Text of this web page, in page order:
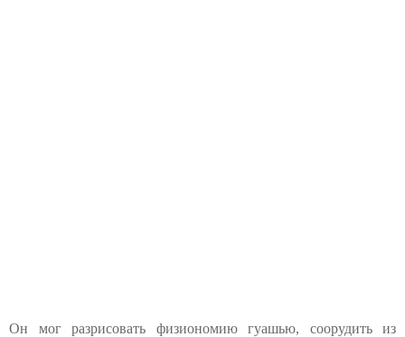
Он мог разрисовать физиономию гуашью, соорудить из